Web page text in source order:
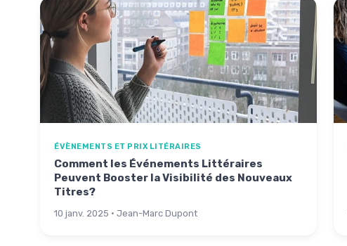
ÉVÈNEMENTS ET PRIX LITÉRAIRES
Comment les Événements Littéraires
Peuvent Booster la Visibilité des Nouveaux
Titres?
10 janv. 2025 · Jean-Marc Dupont